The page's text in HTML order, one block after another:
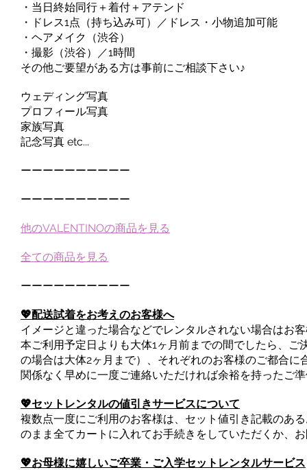
・当日終始同行＋着付＋アテンド
・ドレス1点（持ち込み可）／ドレス・小物追加可能
・ヘアメイク（渋谷）
・撮影（渋谷）／1時間
その他ご要望がある方は事前にご相談下さい♪
ウェディング写真
プロフィール写真
家族写真
記念写真 etc...
ーーーーーーーーーー
ーーーーーーーーーー
他のVALENTINOの商品を見る
全ての商品を見る
ーーーーーーーーーー
💖配送試着をお考えのお客様へ
イメージと違った場合などでレンタルされない場合はお
本ご利用予定日よりも大体1ヶ月前までの間でしたら、
の場合は大体2ヶ月まで）、それぞれのお客様のご都合
関係なく早めに一度ご連絡いただければ余裕を持ったご
💖セットレンタルの値引きサービスについて
複数点一度にご利用のお客様は、セット値引き記載のあ
のまま全てカートに入れてお手続きをしていただくか、
💖お母様に嬉しいご卒業・ご入学セットレンタルサービス